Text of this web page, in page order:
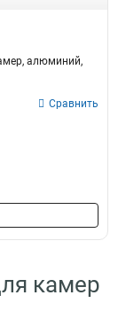
алюминий,
Сравнить
камер